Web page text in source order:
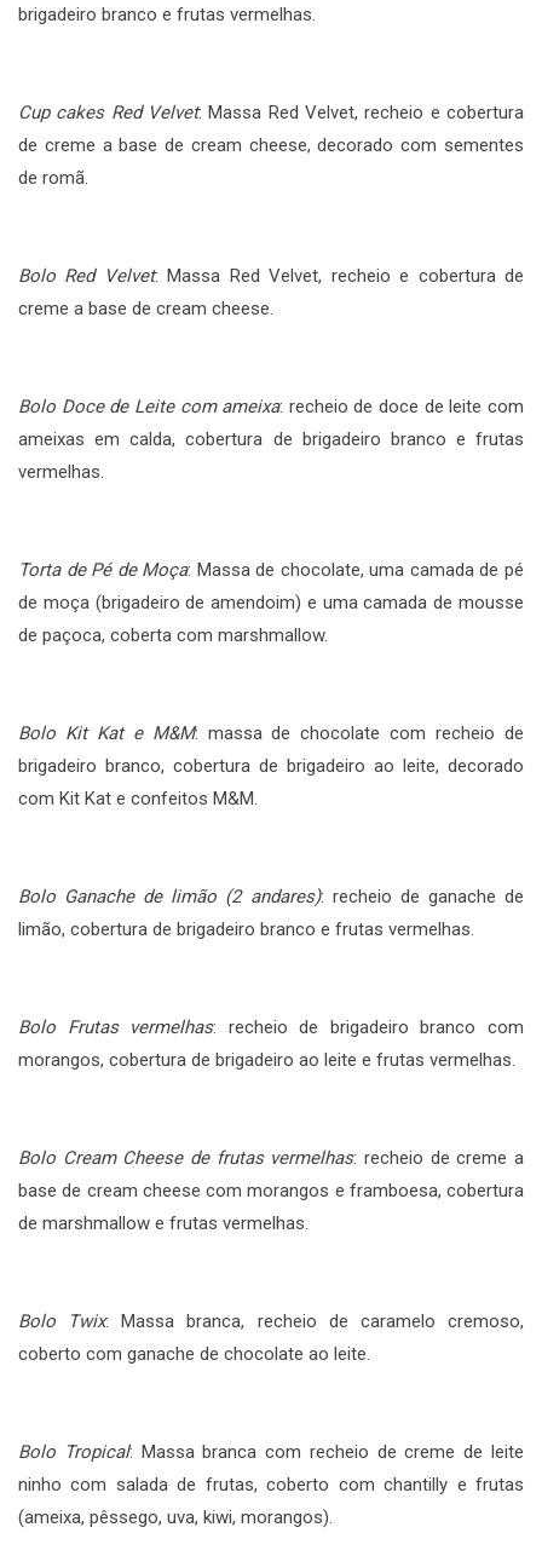
brigadeiro branco e frutas vermelhas.
Cup cakes Red Velvet: Massa Red Velvet, recheio e cobertura
de creme a base de cream cheese, decorado com sementes
de romã.
Bolo Red Velvet: Massa Red Velvet, recheio e cobertura de
creme a base de cream cheese.
Bolo Doce de Leite com ameixa: recheio de doce de leite com
ameixas em calda, cobertura de brigadeiro branco e frutas
vermelhas.
Torta de Pé de Moça: Massa de chocolate, uma camada de pé
de moça (brigadeiro de amendoim) e uma camada de mousse
de paçoca, coberta com marshmallow.
Bolo Kit Kat e M&M: massa de chocolate com recheio de
brigadeiro branco, cobertura de brigadeiro ao leite, decorado
com Kit Kat e confeitos M&M.
Bolo Ganache de limão (2 andares): recheio de ganache de
limão, cobertura de brigadeiro branco e frutas vermelhas.
Bolo Frutas vermelhas: recheio de brigadeiro branco com
morangos, cobertura de brigadeiro ao leite e frutas vermelhas.
Bolo Cream Cheese de frutas vermelhas: recheio de creme a
base de cream cheese com morangos e framboesa, cobertura
de marshmallow e frutas vermelhas.
Bolo Twix: Massa branca, recheio de caramelo cremoso,
coberto com ganache de chocolate ao leite.
Bolo Tropical: Massa branca com recheio de creme de leite
ninho com salada de frutas, coberto com chantilly e frutas
(ameixa, pêssego, uva, kiwi, morangos).